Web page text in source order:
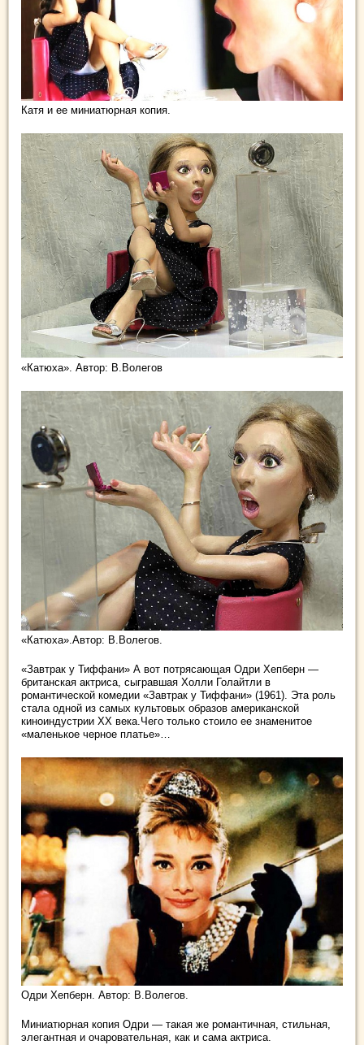
Катя и ее миниатюрная копия.
«Катюха». Автор: В.Волегов
«Катюха».Автор: В.Волегов.
«Завтрак у Тиффани» А вот потрясающая Одри Хепберн —
британская актриса, сыгравшая Холли Голайтли в
романтической комедии «Завтрак у Тиффани» (1961). Эта роль
стала одной из самых культовых образов американской
киноиндустрии XX века.Чего только стоило ее знаменитое
«маленькое черное платье»…
Одри Хепберн. Автор: В.Волегов.
Миниатюрная копия Одри — такая же романтичная, стильная,
элегантная и очаровательная, как и сама актриса.